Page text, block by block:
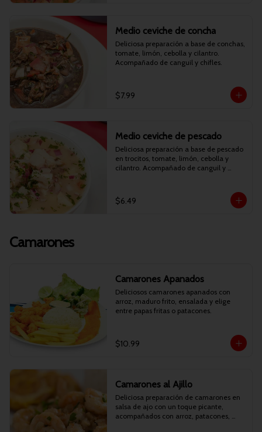
Medio ceviche de concha
Deliciosa preparación a base de conchas,
tomate, limón, cebolla y cilantro.
Acompañado de canguil y chifles.
$7.99
Medio ceviche de pescado
Deliciosa preparación a base de pescado
en trocitos, tomate, limón, cebolla y
cilantro. Acompañado de canguil y
$6.49
Camarones
Camarones Apanados
Deliciosos camarones apanados con
arroz, maduro frito, ensalada y elige
entre papas fritas o patacones.
$10.99
Camarones al Ajillo
Deliciosa preparación de camarones en
salsa de ajo con un toque picante,
acompañados con arroz, patacones,